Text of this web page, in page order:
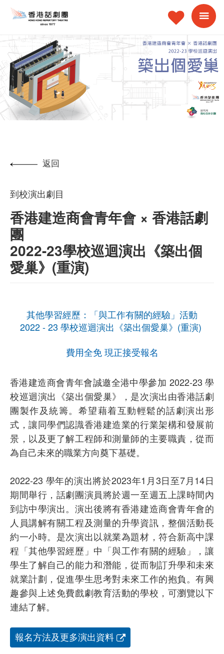
返回
到校演出劇目
香港建造商會青年會 × 香港話劇
團
2022-23學校巡迴演出《築出個
愛巢》(重演)
其他學習經歷：「與工作有關的經驗」活動
2022 - 23 學校巡迴演出《築出個愛巢》(重演)
費用全免 現正接受報名
香港建造商會青年會誠邀全港中學參加 2022-23 學
校巡迴演出《築出個愛巢》，是次演出由香港話劇
團製作及統籌。希望藉着互動輕鬆的話劇演出形
式，讓同學們認識香港建造業的行業架構和發展前
景，以及更了解工程師和測量師的主要職責，從而
為自己未來的職業方向奠下基礎。
2022-23 學年的演出將於2023年1月3日至7月14日
期間舉行，話劇團演員將於週一至週五上課時間內
到訪中學演出。演出後將有香港建造商會青年會的
人員講解有關工程及測量的升學資訊，整個活動長
約一小時。是次演出以就業為題材，符合新高中課
程「其他學習經歷」中「與工作有關的經驗」，讓
學生了解自己的能力和潛能，從而制訂升學和未來
就業計劃，促進學生思考對未來工作的抱負。有興
趣參與上述免費戲劇教育活動的學校，可瀏覽以下
連結了解。
報名方法及更多演出資料